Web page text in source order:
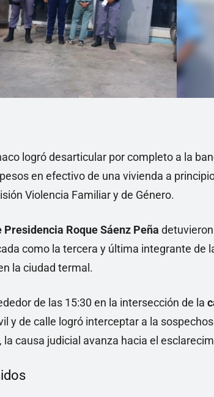
logró desarticular por completo a la
en efectivo de una vivienda a
Violencia Familiar y de Género.
Roque Sáenz Peña
como la tercera y última integrante de
la ciudad termal.
de las 15:30 en la intersección de la
y de calle logró interceptar a la
causa judicial avanza hacia el